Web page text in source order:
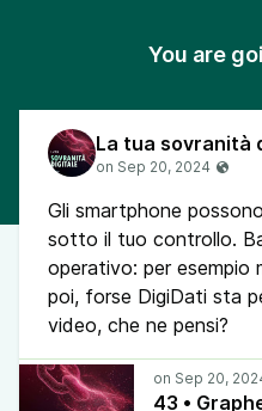
You are
La tua sovranità
Gli smartphone
sotto il tuo controllo.
operativo: per esempio
poi, forse DigiDati sta
video, che ne pensi?
43 •